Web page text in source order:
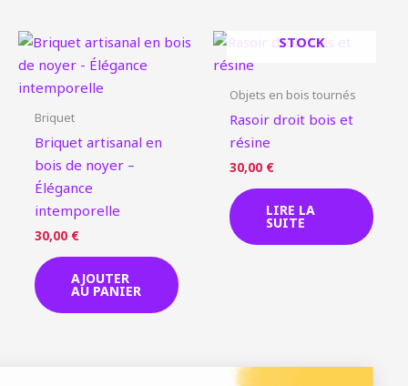
Briquet
Briquet artisanal en
bois de noyer –
Élégance
intemporelle
30,00 €
AJOUTER
AU PANIER
STOCK
Objets en bois tournés
Rasoir droit bois et
résine
30,00 €
LIRE LA
SUITE